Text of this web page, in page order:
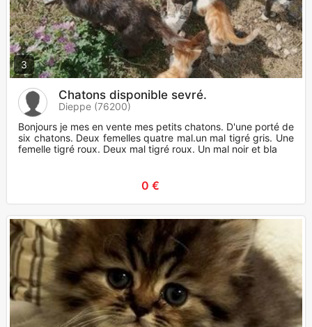
3
Chatons disponible sevré.
Dieppe (76200)
Bonjours je mes en vente mes petits chatons. D'une porté de
six chatons. Deux femelles quatre mal.un mal tigré gris. Une
femelle tigré roux. Deux mal tigré roux. Un mal noir et bla
0 €